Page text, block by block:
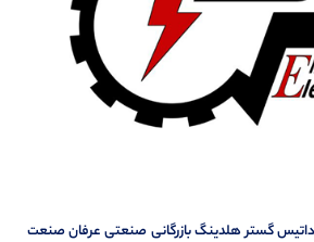
داتیس گستر هلدینگ بازرگانی صنعتی عرفان صنعت